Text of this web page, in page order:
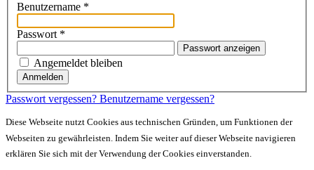
Benutzername *
Passwort *
Passwort anzeigen
Angemeldet bleiben
Anmelden
Passwort vergessen? Benutzername vergessen?
Diese Webseite nutzt Cookies aus technischen Gründen, um Funktionen der
Webseiten zu gewährleisten. Indem Sie weiter auf dieser Webseite navigieren
erklären Sie sich mit der Verwendung der Cookies einverstanden.